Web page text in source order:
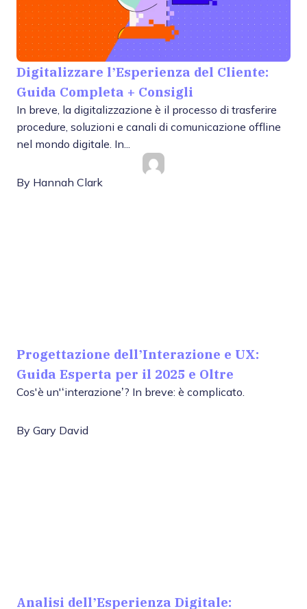
Digitalizzare l’Esperienza del Cliente:
Guida Completa + Consigli
In breve, la digitalizzazione è il processo di trasferire
procedure, soluzioni e canali di comunicazione offline
nel mondo digitale. In...
By Hannah Clark
Progettazione dell’Interazione e UX:
Guida Esperta per il 2025 e Oltre
Cos'è un'‘interazione’? In breve: è complicato.
By Gary David
Analisi dell’Esperienza Digitale: